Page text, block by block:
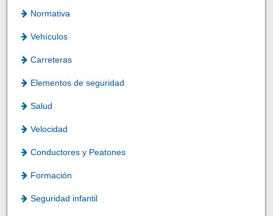
Normativa
Vehículos
Carreteras
Elementos de seguridad
Salud
Velocidad
Conductores y Peatones
Formación
Seguridad infantil